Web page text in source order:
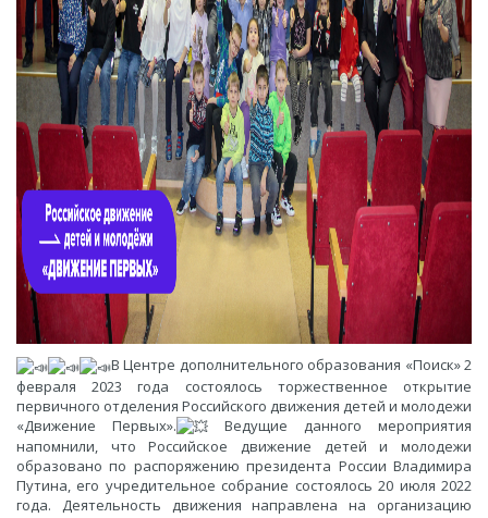
В Центре дополнительного образования «Поиск» 2
февраля 2023 года состоялось торжественное открытие
первичного отделения Российского движения детей и молодежи
«Движение Первых».
Ведущие данного мероприятия
напомнили, что Российское движение детей и молодежи
образовано по распоряжению президента России Владимира
Путина, его учредительное собрание состоялось 20 июля 2022
года. Деятельность движения направлена на организацию